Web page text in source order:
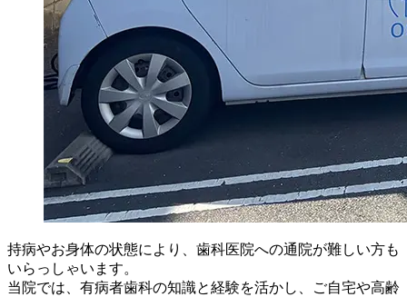
持病やお身体の状態により、歯科医院への通院が難しい方も
いらっしゃいます。
当院では、有病者歯科の知識と経験を活かし、ご自宅や高齢